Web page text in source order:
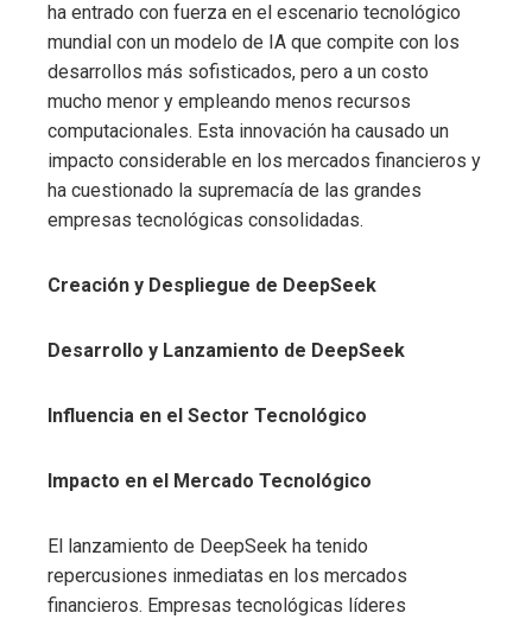
ha entrado con fuerza en el escenario tecnológico
mundial con un modelo de IA que compite con los
desarrollos más sofisticados, pero a un costo
mucho menor y empleando menos recursos
computacionales. Esta innovación ha causado un
impacto considerable en los mercados financieros y
ha cuestionado la supremacía de las grandes
empresas tecnológicas consolidadas.
Creación y Despliegue de DeepSeek
Desarrollo y Lanzamiento de DeepSeek
Influencia en el Sector Tecnológico
Impacto en el Mercado Tecnológico
El lanzamiento de DeepSeek ha tenido
repercusiones inmediatas en los mercados
financieros. Empresas tecnológicas líderes